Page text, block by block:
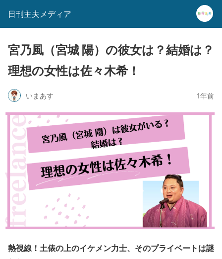
日刊主夫メディア
宮乃風（宮城 陽）の彼女は？結婚は？
理想の女性は佐々木希！
いまあす 1年前
熱視線！土俵の上のイケメン力士、そのプライベートは謎